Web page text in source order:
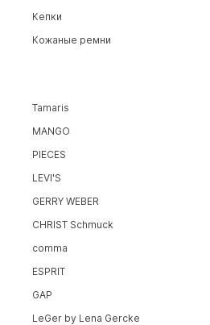
Кепки
Кожаные ремни
Tamaris
MANGO
PIECES
LEVI'S
GERRY WEBER
CHRIST Schmuck
comma
ESPRIT
GAP
LeGer by Lena Gercke